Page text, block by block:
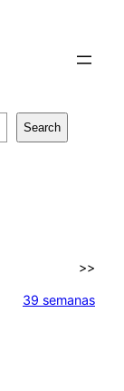
Search
>>
39 semanas